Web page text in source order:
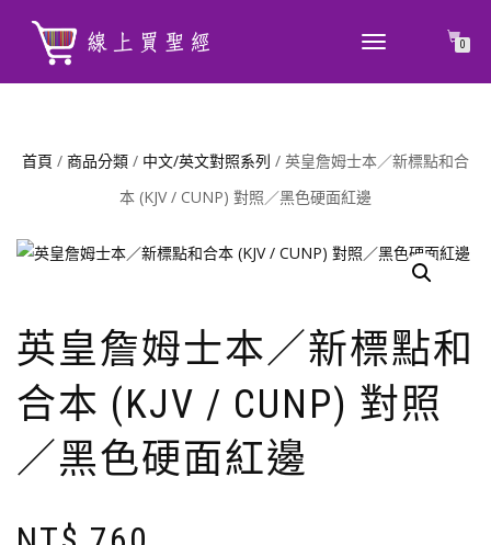
TOGGLE
0
首頁 / 商品分類 / 中文/英文對照系列 / 英皇詹姆士本／新標點和合
本 (KJV / CUNP) 對照／黑色硬面紅邊
英皇詹姆士本／新標點和
合本 (KJV / CUNP) 對照
／黑色硬面紅邊